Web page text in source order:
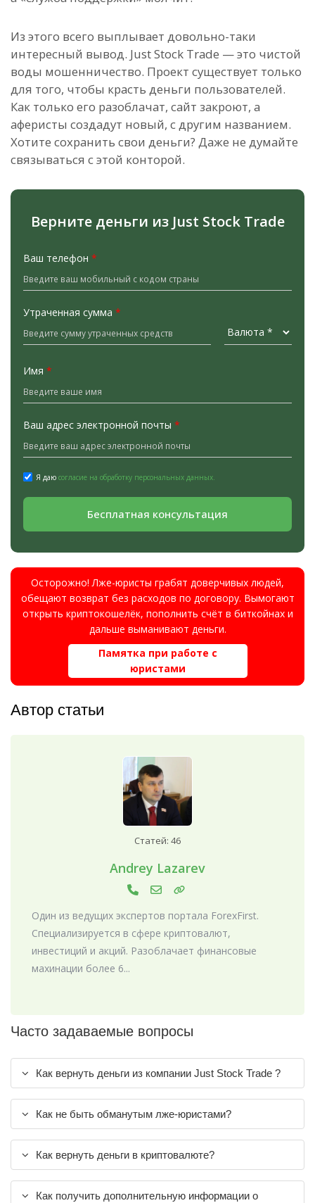
Из этого всего выплывает довольно-таки
интересный вывод. Just Stock Trade — это чистой
воды мошенничество. Проект существует только
для того, чтобы красть деньги пользователей.
Как только его разоблачат, сайт закроют, а
аферисты создадут новый, с другим названием.
Хотите сохранить свои деньги? Даже не думайте
связываться с этой конторой.
Верните деньги из Just Stock Trade
Ваш телефон *
Утраченная сумма *
Имя *
Ваш адрес электронной почты *
Я даю согласие на обработку персональных данных.
Бесплатная консультация
Осторожно! Лже-юристы грабят доверчивых людей,
обещают возврат без расходов по договору. Вымогают
открыть криптокошелёк, пополнить счёт в биткойнах и
дальше выманивают деньги.
Памятка при работе с
юристами
Автор статьи
Статей: 46
Andrey Lazarev
Один из ведущих экспертов портала ForexFirst.
Специализируется в сфере криптовалют,
инвестиций и акций. Разоблачает финансовые
махинации более 6...
Часто задаваемые вопросы
Как вернуть деньги из компании Just Stock Trade ?
Как не быть обманутым лже-юристами?
Как вернуть деньги в криптовалюте?
Как получить дополнительную информации о